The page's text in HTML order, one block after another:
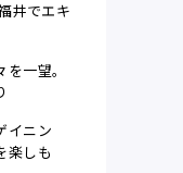
井でエキ
一望。
イニン
楽しも